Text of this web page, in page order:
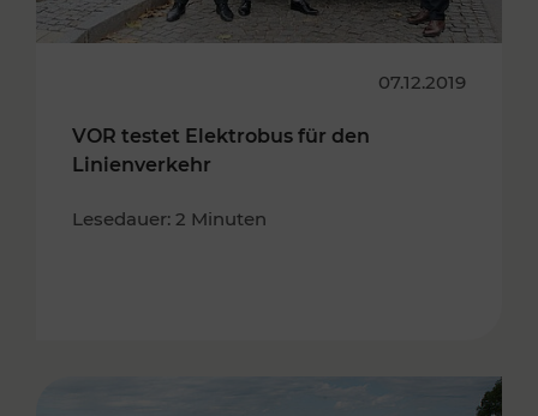
07.12.2019
VOR testet Elektrobus für den
Linienverkehr
Lesedauer: 2 Minuten